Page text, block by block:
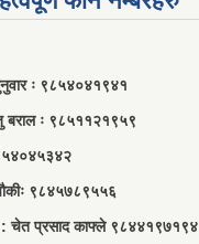
सुनुवार ः ९८५४०४१९४१
बराल ः ९८५११२१९५९
९८४५७८९५५६
: चेत प्रसाद काफ्ले ९८४४१९७१९४